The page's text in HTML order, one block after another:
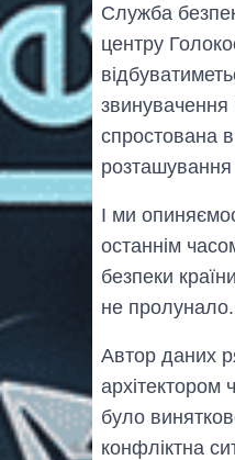
Служба
центру
спростована
розташування
І ми
останнім
безпеки
не пролунало.
Автор даних
архітектором
було
конфліктна